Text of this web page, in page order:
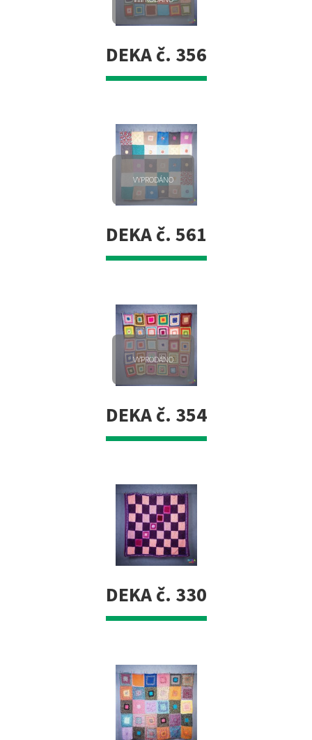
DEKA č. 356
VYPRODÁNO
DEKA č. 561
VYPRODÁNO
DEKA č. 354
DEKA č. 330